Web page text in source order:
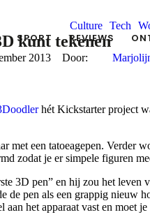
SPORT REVIEWS
Culture Tech
kunt tekenen
2013 Door:
hét Kickstarter project
een tatoeagepen.
zodat je er simpele figuren
3D pen” en hij zou het
pen als een grappig
het apparaat vast en moet